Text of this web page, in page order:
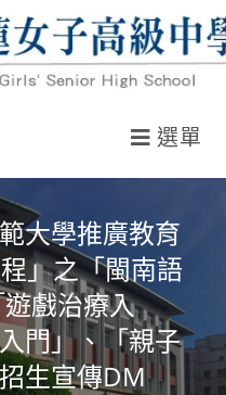
選單
大學推廣教育
」之「閩南語
戲治療入
門」、「親子
生宣傳DM